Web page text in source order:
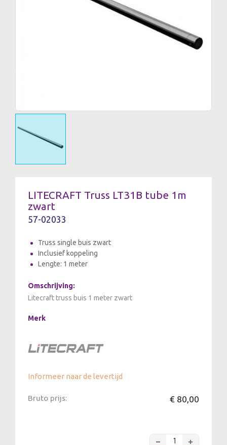
LITECRAFT Truss LT31B tube 1m
zwart
57-02033
Truss single buis zwart
Inclusief koppeling
Lengte: 1 meter
Omschrijving:
Litecraft truss buis 1 meter zwart
Merk
Informeer naar de levertijd
Bruto prijs: € 80,00